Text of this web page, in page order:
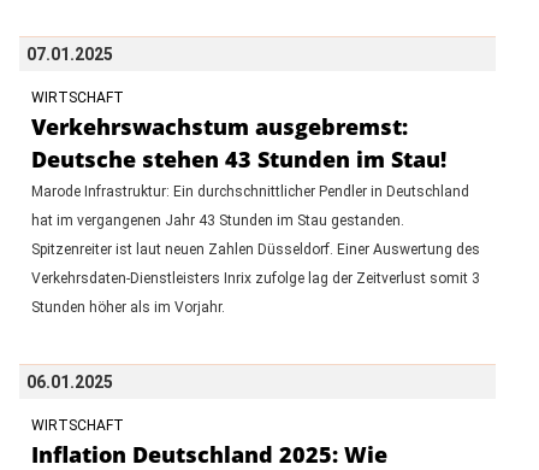
07.01.2025
WIRTSCHAFT
Verkehrswachstum ausgebremst:
Deutsche stehen 43 Stunden im Stau!
Marode Infrastruktur: Ein durchschnittlicher Pendler in Deutschland
hat im vergangenen Jahr 43 Stunden im Stau gestanden.
Spitzenreiter ist laut neuen Zahlen Düsseldorf. Einer Auswertung des
Verkehrsdaten-Dienstleisters Inrix zufolge lag der Zeitverlust somit 3
Stunden höher als im Vorjahr.
06.01.2025
WIRTSCHAFT
Inflation Deutschland 2025: Wie